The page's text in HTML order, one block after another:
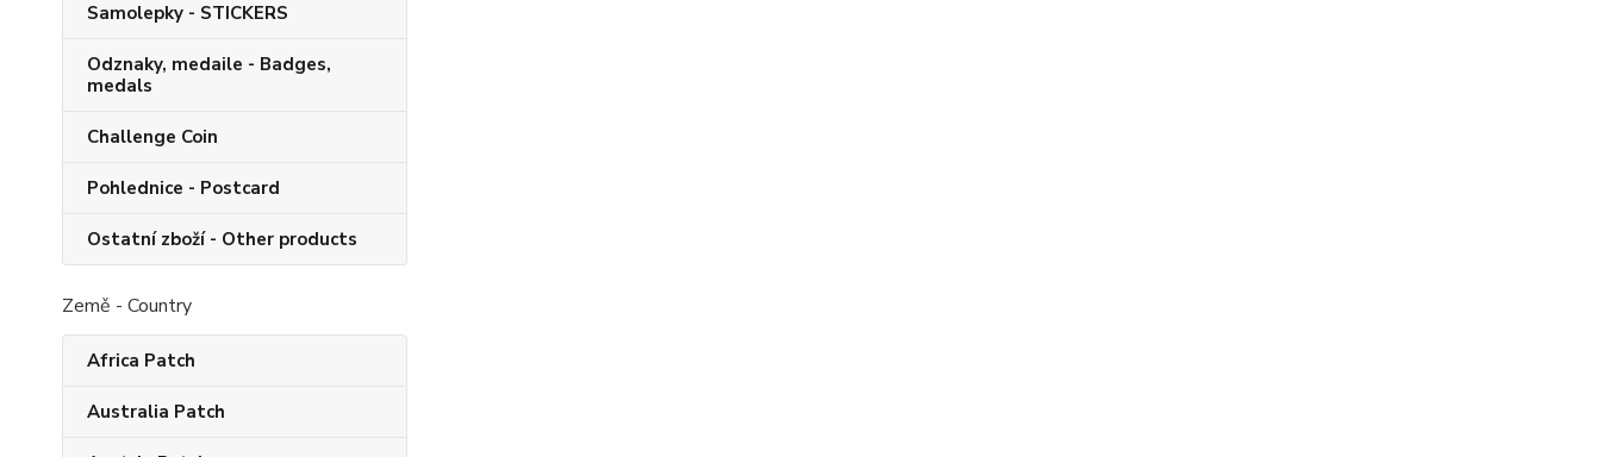
Samolepky - STICKERS
Odznaky, medaile - Badges,
medals
Challenge Coin
Pohlednice - Postcard
Ostatní zboží - Other products
Země - Country
Africa Patch
Australia Patch